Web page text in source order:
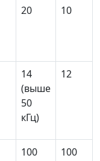
20 10
14
(выше
50
кГц)
12
100 100